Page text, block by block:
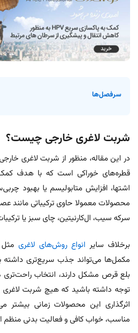
سرفصل‌ها
شربت لاغری خارجی چیست؟
در این مقاله، منظور از شربت لاغری
قطره‌های خوراکی است که با هدف
اشتها، افزایش متابولیسم یا بهبود
محصولات معمولا حاوی ترکیباتی مانند
سرکه سیب، ال‌کارنیتین، چای سبز یا
برخلاف سایر انواع روش‌های لاغری
مکمل‌ها می‌تواند جذب سریع‌تری داشته
بلع قرص مشکل دارند، انتخاب
توجه داشته باشید که هیچ شربت لاغری
اثرگذاری این محصولات زمانی بیشتر
مناسب، خواب کافی و فعالیت بدنی منظم